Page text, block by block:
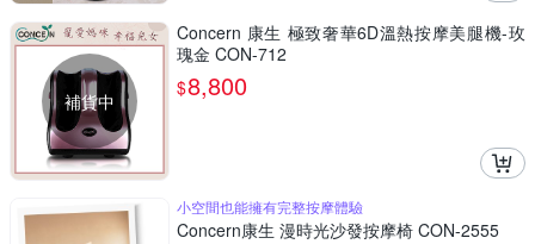
補貨中
Concern 康生 極致奢華6D溫熱按摩美腿機-玫
瑰金 CON-712
$8,800
小空間也能擁有完整按摩體驗
Concern康生 漫時光沙發按摩椅 CON-2555